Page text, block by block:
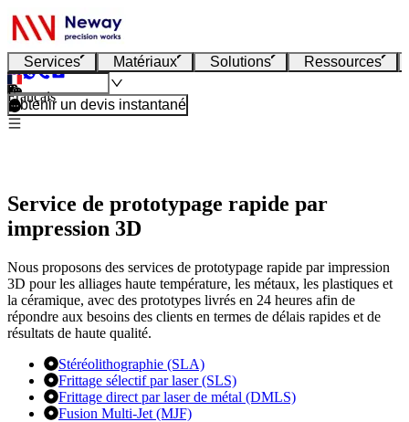
Services Matériaux Solutions Ressources
Français
Obtenir un devis instantané
Service de prototypage rapide par
impression 3D
Nous proposons des services de prototypage rapide par impression
3D pour les alliages haute température, les métaux, les plastiques et
la céramique, avec des prototypes livrés en 24 heures afin de
répondre aux besoins des clients en termes de délais rapides et de
résultats de haute qualité.
Stéréolithographie (SLA)
Frittage sélectif par laser (SLS)
Frittage direct par laser de métal (DMLS)
Fusion Multi-Jet (MJF)